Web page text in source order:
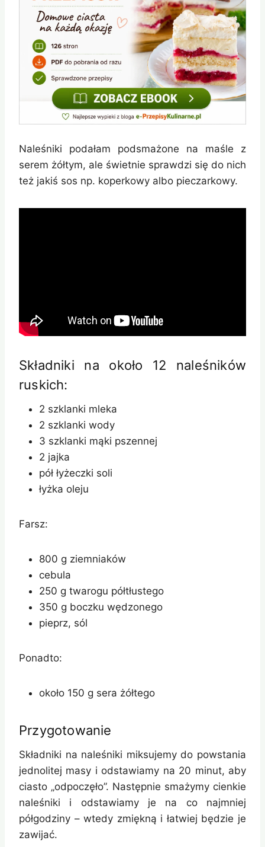
Naleśniki podałam podsmażone na maśle z
serem żółtym, ale świetnie sprawdzi się do nich
też jakiś sos np. koperkowy albo pieczarkowy.
Składniki na około 12 naleśników
ruskich:
2 szklanki mleka
2 szklanki wody
3 szklanki mąki pszennej
2 jajka
pół łyżeczki soli
łyżka oleju
Farsz:
800 g ziemniaków
cebula
250 g twarogu półtłustego
350 g boczku wędzonego
pieprz, sól
Ponadto:
około 150 g sera żółtego
Przygotowanie
Składniki na naleśniki miksujemy do powstania
jednolitej masy i odstawiamy na 20 minut, aby
ciasto „odpoczęło”. Następnie smażymy cienkie
naleśniki i odstawiamy je na co najmniej
półgodziny – wtedy zmiękną i łatwiej będzie je
zawijać.